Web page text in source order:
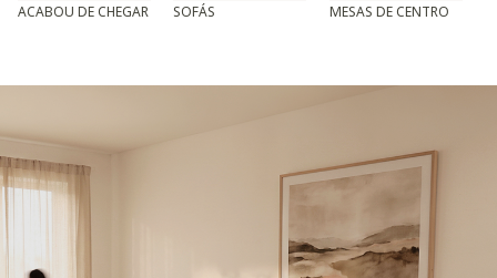
ACABOU DE CHEGAR SOFÁS MESAS DE CENTRO